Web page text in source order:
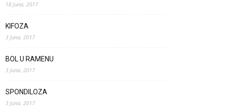
18 Juna, 2017
KIFOZA
3 Juna, 2017
BOL U RAMENU
3 Juna, 2017
SPONDILOZA
3 Juna, 2017